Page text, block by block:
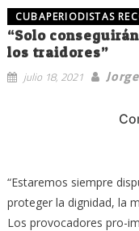
CUBAPERIODISTAS
“Solo
los traidores”
julio 18, 2021
“Estaremos siempre
proteger la dignidad, la
Los provocadores pro-